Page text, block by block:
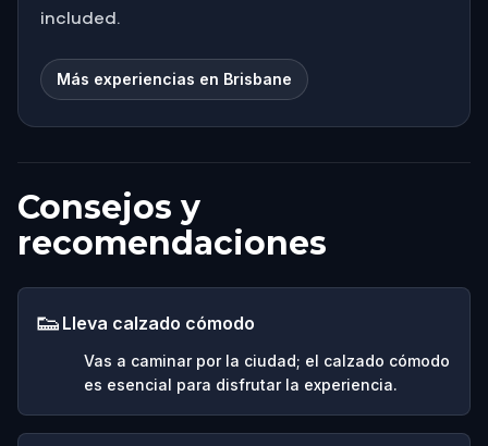
included.
Más experiencias en Brisbane
Consejos y
recomendaciones
👟 Lleva calzado cómodo
Vas a caminar por la ciudad; el calzado cómodo
es esencial para disfrutar la experiencia.